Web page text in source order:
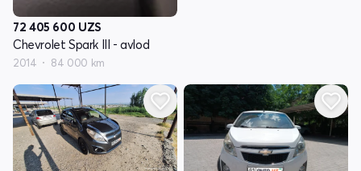
72 405 600 UZS
Chevrolet Spark III - avlod
2014 84 000 km